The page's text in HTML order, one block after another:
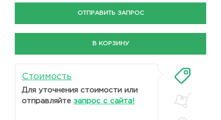
ОТПРАВИТЬ ЗАПРОС
В КОРЗИНУ
Стоимость
Для уточнения стоимости или
отправляйте запрос с сайта!